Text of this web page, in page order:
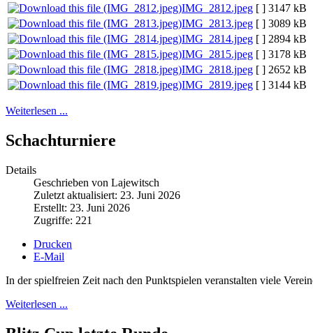
IMG_2812.jpeg [ ] 3147 kB
IMG_2813.jpeg [ ] 3089 kB
IMG_2814.jpeg [ ] 2894 kB
IMG_2815.jpeg [ ] 3178 kB
IMG_2818.jpeg [ ] 2652 kB
IMG_2819.jpeg [ ] 3144 kB
Weiterlesen ...
Schachturniere
Details
Geschrieben von Lajewitsch
Zuletzt aktualisiert: 23. Juni 2026
Erstellt: 23. Juni 2026
Zugriffe: 221
Drucken
E-Mail
In der spielfreien Zeit nach den Punktspielen veranstalten viele
Weiterlesen ...